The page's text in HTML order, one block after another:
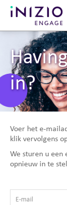
in?
Voer het e-
klik vervolgens
We sturen u een
opnieuw in te